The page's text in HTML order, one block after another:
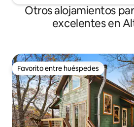
Otros alojamientos
excelentes en
Favorito entre huéspedes
Favorito entre huéspedes